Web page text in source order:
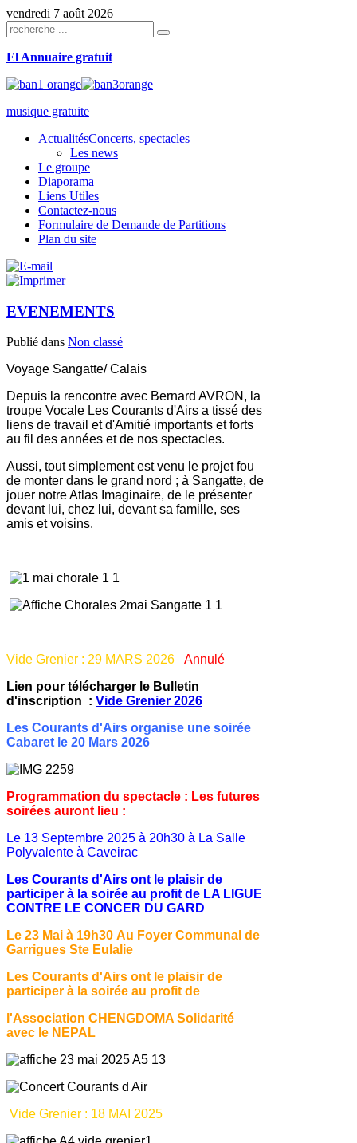
vendredi 7 août 2026
El Annuaire gratuit
musique gratuite
ActualitésConcerts, spectacles
Les news
Le groupe
Diaporama
Liens Utiles
Contactez-nous
Formulaire de Demande de Partitions
Plan du site
EVENEMENTS
Publié dans Non classé
Voyage Sangatte/ Calais
Depuis la rencontre avec Bernard AVRON, la
troupe Vocale Les Courants d'Airs a tissé des
liens de travail et d'Amitié importants et forts
au fil des années et de nos spectacles.
Aussi, tout simplement est venu le projet fou
de monter dans le grand nord ; à Sangatte, de
jouer notre Atlas Imaginaire, de le présenter
devant lui, chez lui, devant sa famille, ses
amis et voisins.
Vide Grenier : 29 MARS 2026 Annulé
Lien pour télécharger le Bulletin
d'inscription : Vide Grenier 2026
Les Courants d'Airs organise une soirée
Cabaret le 20 Mars 2026
Programmation du spectacle : Les futures
soirées auront lieu :
Le 13 Septembre 2025 à 20h30 à La Salle
Polyvalente à Caveirac
Les Courants d'Airs ont le plaisir de
participer à la soirée au profit de LA LIGUE
CONTRE LE CONCER DU GARD
Le 23 Mai à 19h30 Au Foyer Communal de
Garrigues Ste Eulalie
Les Courants d'Airs ont le plaisir de
participer à la soirée au profit de
l'Association CHENGDOMA Solidarité
avec le NEPAL
Vide Grenier : 18 MAI 2025